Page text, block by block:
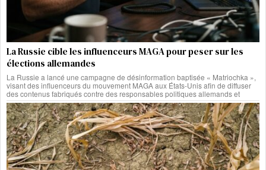
La Russie cible les influenceurs MAGA pour peser sur les
élections allemandes
La Russie a lancé une campagne de désinformation baptisée « Matriochka »,
visant des influenceurs du mouvement MAGA aux États-Unis afin de diffuser
des contenus fabriqués contre des responsables politiques allemands et